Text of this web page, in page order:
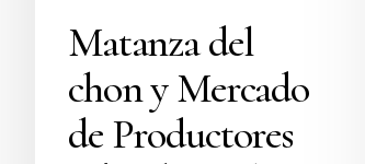
Matanza del
chon y Mercado
de Productores